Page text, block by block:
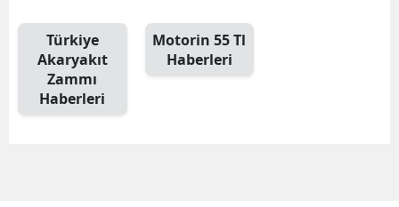
Türkiye
Akaryakıt
Zammı
Haberleri
Motorin 55 Tl
Haberleri